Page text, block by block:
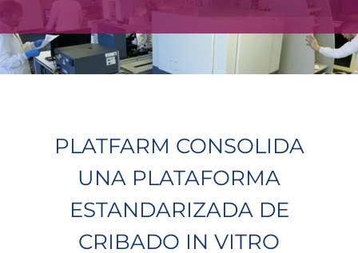
PLATFARM CONSOLIDA
UNA PLATAFORMA
ESTANDARIZADA DE
CRIBADO IN VITRO